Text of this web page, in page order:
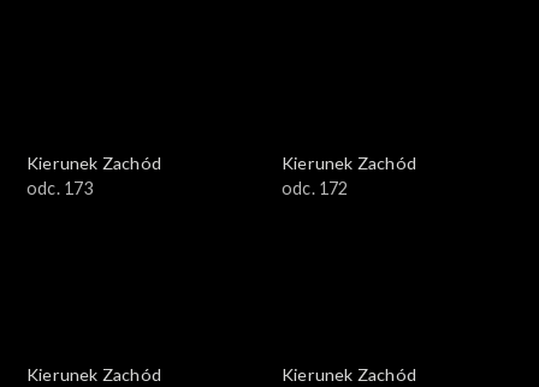
Kierunek Zachód
odc. 173
Kierunek Zachód
odc. 172
Kierunek Zachód
Kierunek Zachód